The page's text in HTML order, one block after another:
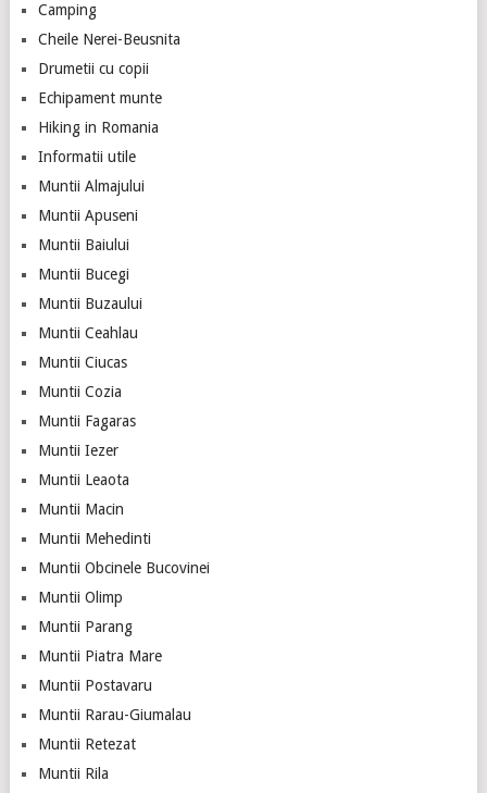
Camping
Cheile Nerei-Beusnita
Drumetii cu copii
Echipament munte
Hiking in Romania
Informatii utile
Muntii Almajului
Muntii Apuseni
Muntii Baiului
Muntii Bucegi
Muntii Buzaului
Muntii Ceahlau
Muntii Ciucas
Muntii Cozia
Muntii Fagaras
Muntii Iezer
Muntii Leaota
Muntii Macin
Muntii Mehedinti
Muntii Obcinele Bucovinei
Muntii Olimp
Muntii Parang
Muntii Piatra Mare
Muntii Postavaru
Muntii Rarau-Giumalau
Muntii Retezat
Muntii Rila